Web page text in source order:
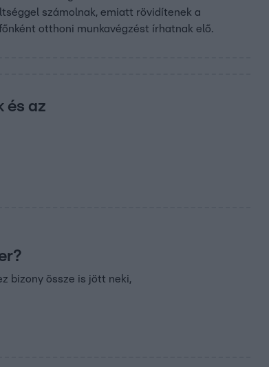
számolnak, emiatt rövidítenek a
otthoni munkavégzést írhatnak elő.
és az
bizony össze is jött neki,